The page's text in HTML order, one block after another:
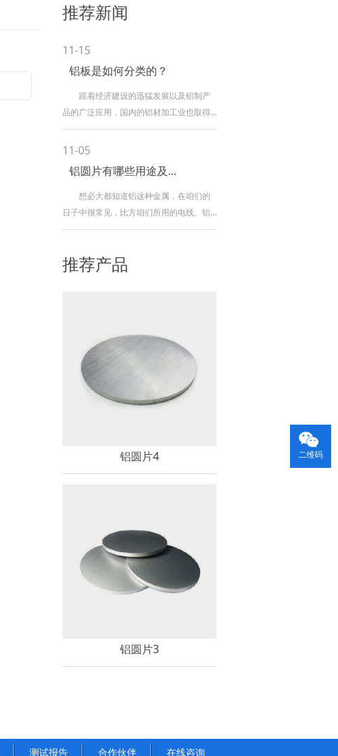
推荐新闻
11-15
铝板是如何分类的？
跟着经济建设的迅猛发展以及铝制产
品的广泛应用，国内的铝材加工业也取得
了适当傲人的效果，铝轧制材、铝压延材
的产值也得到了大大的进步。虽然铝现已
铝制板材怎样分类以及怎样制造，很多人
仍是了解得比较少。 一般我们所说的
铝板仅仅一种统称，是指选用铝材或铝合
金材料制造而成的铝制板型材料。铝板的
工方式所抉择的。铝板的制成要将扁铝胚
经过
11-05
铝圆片有哪些用途及性能？
想必大都知道铝这种金属，在咱们的
日子中很常见，比方咱们所用的电线、铝
锅等日子用品，学过化学的人都知道铝是
作反响产生一种致密的氧化膜。在物理上
能够制成各种电器外壳，还有在曩昔咱们
家中看电视所用的室外天线等。由于它的
质量较轻，
推荐产品
铝圆片4
铝圆片3
测试报告 合作伙伴 在线咨询
二维码